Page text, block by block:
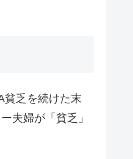
貧乏を続けた末
夫婦が「貧乏」